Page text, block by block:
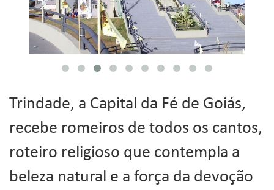
Trindade, a Capital da Fé de Goiás,
recebe romeiros de todos os cantos,
roteiro religioso que contempla a
beleza natural e a força da devoção